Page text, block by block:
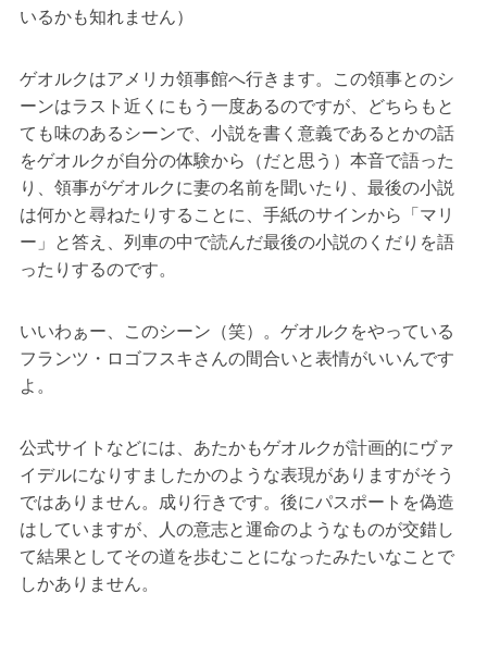
いるかも知れません）
ゲオルクはアメリカ領事館へ行きます。この領事とのシ
ーンはラスト近くにもう一度あるのですが、どちらもと
ても味のあるシーンで、小説を書く意義であるとかの話
をゲオルクが自分の体験から（だと思う）本音で語った
り、領事がゲオルクに妻の名前を聞いたり、最後の小説
は何かと尋ねたりすることに、手紙のサインから「マリ
ー」と答え、列車の中で読んだ最後の小説のくだりを語
ったりするのです。
いいわぁー、このシーン（笑）。ゲオルクをやっている
フランツ・ロゴフスキさんの間合いと表情がいいんです
よ。
公式サイトなどには、あたかもゲオルクが計画的にヴァ
イデルになりすましたかのような表現がありますがそう
ではありません。成り行きです。後にパスポートを偽造
はしていますが、人の意志と運命のようなものが交錯し
て結果としてその道を歩むことになったみたいなことで
しかありません。